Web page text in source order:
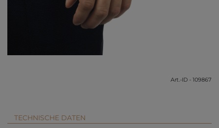
Art.-ID - 109867
TECHNISCHE DATEN